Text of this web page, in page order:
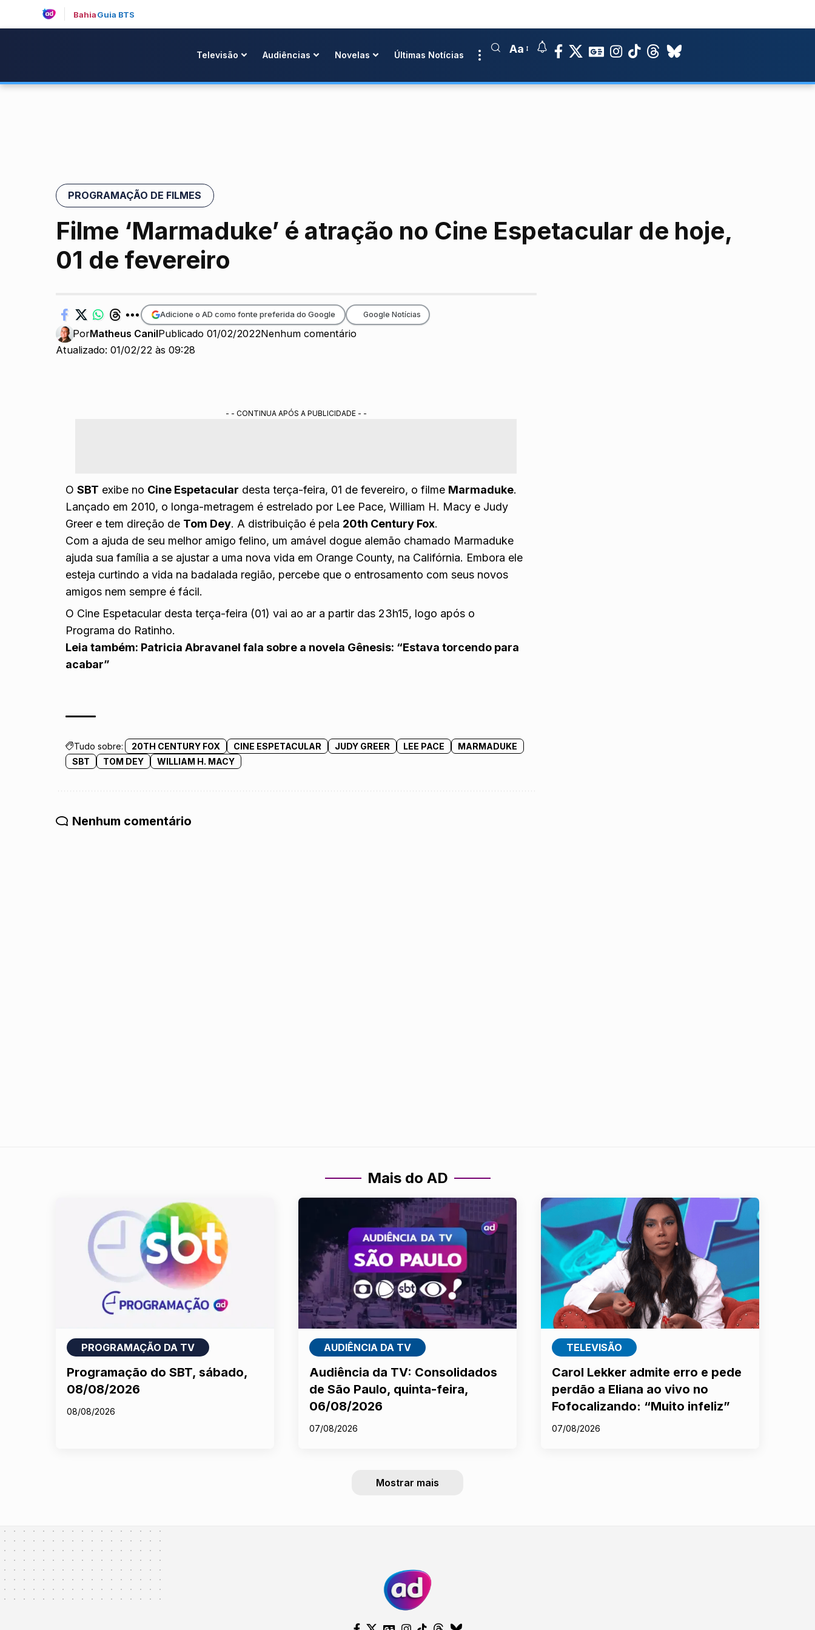
BahiaGuia BTS
Televisão Audiências Novelas Últimas Notícias Aa
PROGRAMAÇÃO DE FILMES
Filme ‘Marmaduke’ é atração no Cine Espetacular de hoje,
01 de fevereiro
Atualizado: 01/02/22 às 09:28
PorMatheus CanilPublicado 01/02/2022Nenhum comentário
Adicione o AD como fonte preferida do Google Google Notícias
- - CONTINUA APÓS A PUBLICIDADE - -
OSBT exibe no Cine Espetacular desta terça-feira, 01 de fevereiro, o filme Marmaduke.
Lançado em 2010, o longa-metragem é estrelado por Lee Pace, William H. Macy e Judy
Greer e tem direção de Tom Dey. A distribuição é pela 20th Century Fox.
Com a ajuda de seu melhor amigo felino, um amável dogue alemão chamado Marmaduke
ajuda sua família a se ajustar a uma nova vida em Orange County, na Califórnia. Embora ele
esteja curtindo a vida na badalada região, percebe que o entrosamento com seus novos
amigos nem sempre é fácil.
O Cine Espetacular desta terça-feira (01) vai ao ar a partir das 23h15, logo após o
Programa do Ratinho.
Leia também: Patricia Abravanel fala sobre a novela Gênesis: “Estava torcendo para
acabar”
Tudo sobre: 20TH CENTURY FOX CINE ESPETACULAR JUDY GREER LEE PACE
MARMADUKE
SBT
TOM DEY WILLIAM H. MACY
Nenhum comentário
Mais do AD
PROGRAMAÇÃO DA TV
Programação do SBT, sábado,
08/08/2026
08/08/2026
AUDIÊNCIA DA TV
Audiência da TV: Consolidados
de São Paulo, quinta-feira,
06/08/2026
07/08/2026
TELEVISÃO
Carol Lekker admite erro e pede
perdão a Eliana ao vivo no
Fofocalizando: “Muito infeliz”
07/08/2026
Mostrar mais